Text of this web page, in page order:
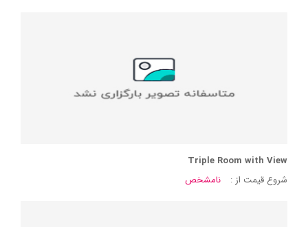
Triple Room with View
شروع قیمت از :
نامشخص